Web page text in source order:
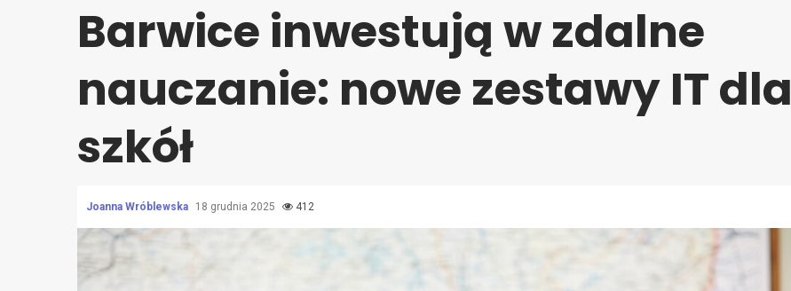
Barwice inwestują w zdalne
nauczanie: nowe zestawy IT dla
szkół
Joanna Wróblewska 18 grudnia 2025 412